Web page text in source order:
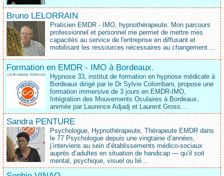
Bruno LELORRAIN
Praticien EMDR - IMO, hypnothérapeute. Mon parcours
professionnel et personnel me permet de mettre mes
capacités au service de l'entreprise en diffusant et
mobilisant les ressources nécessaires au changement....
Formation en EMDR - IMO à Bordeaux.
Hypnose 33, institut de formation en hypnose médicale à
Bordeaux dirigé par le Dr Sylvie Colombani, propose une
formation immersive de 3 jours en EMDR-IMO,
Intégration des Mouvements Oculaires à Bordeaux,
animée par Laurence Adjadj et Laurent Gross....
Sandra PENTURE
Psychologue, Hypnothérapeute, Thérapeute EMDR dans
le 77 Psychologue depuis une vingtaine d’années,
j’interviens au sein d’établissements médico‑sociaux
auprès d’adultes en situation de handicap — qu’il soit
mental, psychique, visuel ou lié...